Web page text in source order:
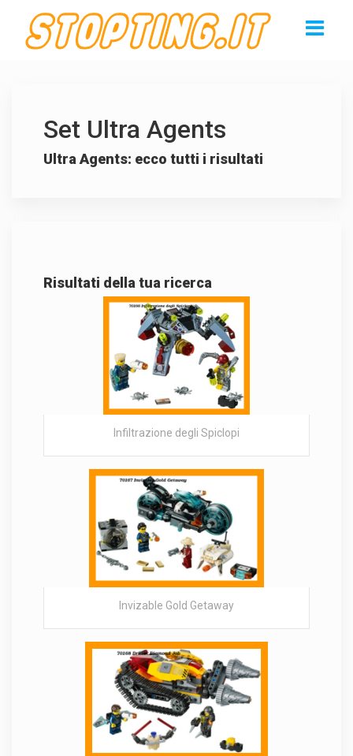
Set Ultra Agents
Ultra Agents: ecco tutti i risultati
Risultati della tua ricerca
Infiltrazione degli Spiclopi
Invizable Gold Getaway